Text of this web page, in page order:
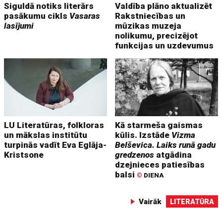
Siguldā notiks literārs
pasākumu cikls Vasaras
lasījumi
Valdība plāno aktualizēt
Rakstniecības un
mūzikas muzeja
nolikumu, precizējot
funkcijas un uzdevumus
LU Literatūras, folkloras
un mākslas institūtu
turpinās vadīt Eva Eglāja-
Kristsone
Kā starmeša gaismas
kūlis. Izstāde Vizma
Belševica. Laiks runā gadu
gredzenos atgādina
dzejnieces patiesības
balsi © DIENA
Vairāk LITERATŪRA